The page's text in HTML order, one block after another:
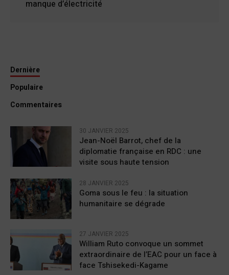
manque d’électricité
Dernière
Populaire
Commentaires
30 JANVIER 2025
Jean-Noël Barrot, chef de la
diplomatie française en RDC : une
visite sous haute tension
28 JANVIER 2025
Goma sous le feu : la situation
humanitaire se dégrade
27 JANVIER 2025
William Ruto convoque un sommet
extraordinaire de l’EAC pour un face à
face Tshisekedi-Kagame